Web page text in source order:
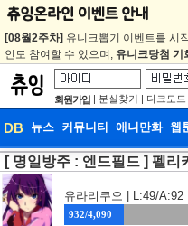
[08월2주차] 유니크뽑기 이벤트를 시
인도 참여할 수 있으며, 유니크당첨 기
회원가입 | 분실찾기 | 다크모드
DB 뉴스 커뮤니티 애니만화 웹
DB 뉴스
웹툰 이미지
[ 명일방주 : 엔드필드 ] 펠리
유라리쿠오 | L:49/A:92 |
932/4,090